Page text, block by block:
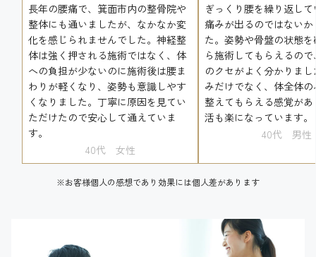
長年の腰痛で、箕面市内の整骨院や
整体にも通いましたが、なかなか変
化を感じられませんでした。神経整
体は強く押される施術ではなく、体
への負担が少ないのに施術後は腰ま
わりが軽くなり、姿勢も意識しやす
くなりました。丁寧に原因を見てい
ただけたので安心して通えていま
す。
40代 女性
ぎっくり腰を繰り返し
痛みが出るのではない
た。姿勢や骨盤の状態
ら施術してもらえるの
のクセがよく分かりま
みだけでなく、体全体
整えてもらえる感覚が
活も楽になっています。
40代 男性
※お客様個人の感想であり効果には個人差があります